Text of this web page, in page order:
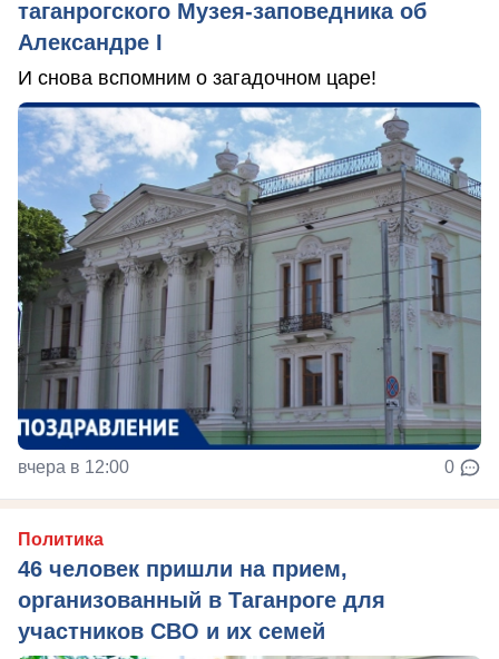
таганрогского Музея-заповедника об
Александре I
И снова вспомним о загадочном царе!
вчера в 12:00 0
Политика
46 человек пришли на прием,
организованный в Таганроге для
участников СВО и их семей